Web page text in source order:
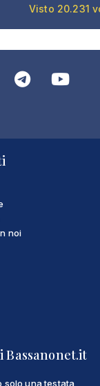
Visto 20.231
noi
Bassanonet.it
solo una testata,